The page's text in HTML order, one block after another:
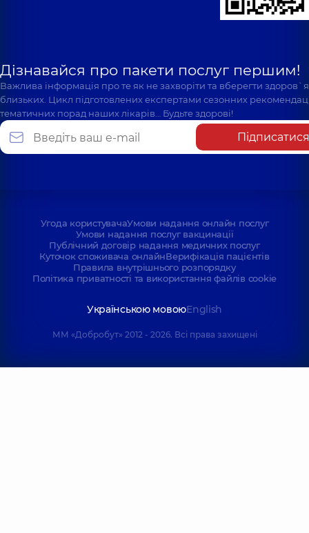
Дізнавайся про пакети послуг першим!
Важлива інформація про те як не захворіти та вберегти
близьких. Цикл підготовлених експертами сезонних
тематичних порад наших лікарів… Будьте здорові!
Підписатися
Угода користувачаУмови надання онлайн послуг
Умови надання послуг вакцинації
Публічний договір надання медичних послуг
Куточок споживача онлайнВерифікація пацієнтів
Правила внутрішнього розпорядку
Політика приватності та використання файлів cookie
Українською мовоюEnglish
ММ «Добробут» 2012 - 2026. Всі права захищені